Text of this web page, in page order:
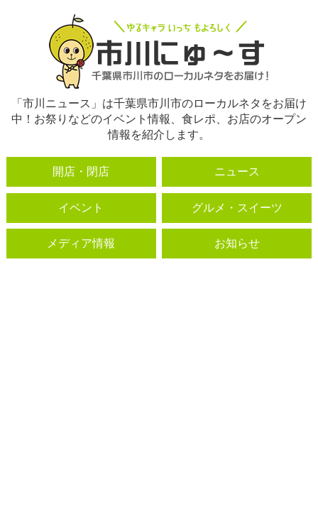
「市川ニュース」は千葉県市川市のローカルネタをお届け
中！お祭りなどのイベント情報、食レポ、お店のオープン
情報を紹介します。
開店・閉店 ニュース
イベント グルメ・スイーツ
メディア情報 お知らせ